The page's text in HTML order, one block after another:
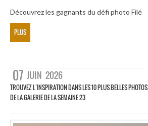
Découvrez les gagnants du défi photo Filé
PLUS
07 JUIN 2026
TROUVEZ L’INSPIRATION DANS LES 10 PLUS BELLES PHOTOS
DE LA GALERIE DE LA SEMAINE 23